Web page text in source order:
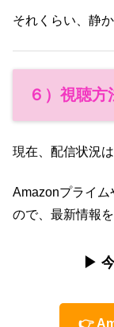
それくらい、静
６）視聴方
現在、配信状況
Amazonプライ
ので、最新情報
▶
👉